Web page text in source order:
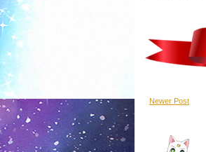
Newer Post